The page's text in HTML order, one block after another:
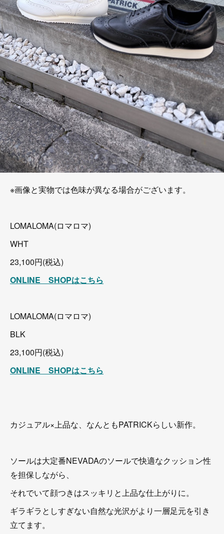
※画像と実物では色味が異なる場合がございます。
LOMALOMA(ロマロマ)
WHT
23,100円(税込)
ONLINE SHOPはこちら
LOMALOMA(ロマロマ)
BLK
23,100円(税込)
ONLINE SHOPはこちら
カジュアル×上品な、なんともPATRICKらしい新作。
ソールは大定番NEVADAのソールで快適なクッション性
を担保しながら、
それでいて顔つきはスッキリと上品な仕上がりに。
ギラギラとしすぎない自然な光沢がより一層足元を引き
立てます。